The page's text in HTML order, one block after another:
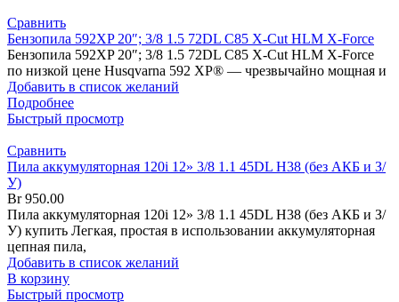
Сравнить
Бензопила 592XP 20″; 3/8 1.5 72DL C85 X-Cut HLM X-Force
Бензопила 592XP 20″; 3/8 1.5 72DL C85 X-Cut HLM X-Force
по низкой цене Husqvarna 592 XP® — чрезвычайно мощная и
Добавить в список желаний
Подробнее
Быстрый просмотр
Сравнить
Пила аккумуляторная 120i 12» 3/8 1.1 45DL H38 (без АКБ и З/
У)
Br950.00
Пила аккумуляторная 120i 12» 3/8 1.1 45DL H38 (без АКБ и З/
У) купить Легкая, простая в использовании аккумуляторная
цепная пила,
Добавить в список желаний
В корзину
Быстрый просмотр